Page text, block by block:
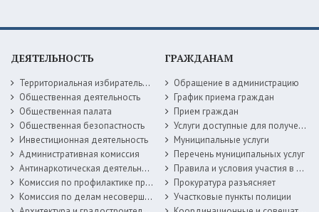
ДЕЯТЕЛЬНОСТЬ
Территориальная избирательная комиссия
Общественная деятельность
Общественная палата
Общественная безопастность
Инвестиционная деятельность
Административная комиссия
Антинаркотическая деятельность
Комиссия по профилактике правонарушений
Комиссия по делам несовершеннолетних
ГРАЖДАНАМ
Обращение в администрацию
График приема граждан
Прием граждан
Услуги доступные для получения в электронной форме
Муниципальные услуги
Перечень муниципальных услуг
Правила и условия участия в жилищных программах
Прокуратура разъясняет
Участковые пункты полиции